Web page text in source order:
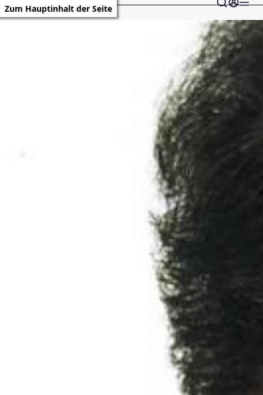
Zum Hauptinhalt der Seite